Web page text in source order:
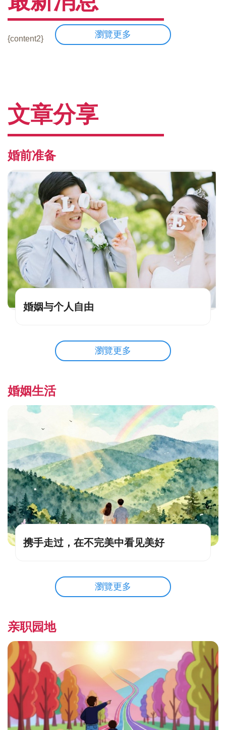
{content2} 瀏覽更多
文章分享
婚前准备
婚姻与个人自由
瀏覽更多
婚姻生活
携手走过，在不完美中看见美好
瀏覽更多
亲职园地